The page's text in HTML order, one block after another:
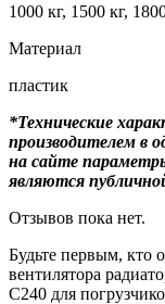
1000 кг, 1500 кг,
Материал
пластик
*Технические
производителем в
на сайте
являются
Отзывов пока нет.
Будьте первым, кто
вентилятора
C240 для